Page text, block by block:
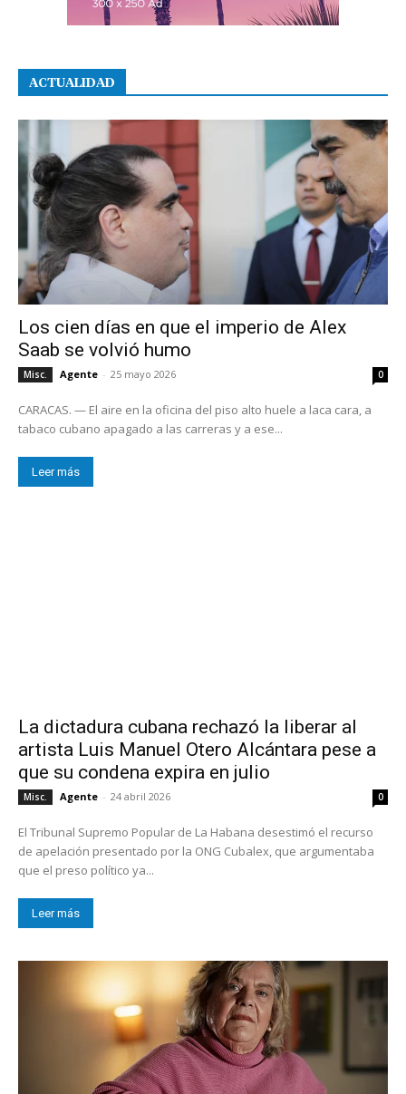
ACTUALIDAD
Los cien días en que el imperio de Alex
Saab se volvió humo
Misc. Agente - 25 mayo 2026 0
CARACAS. — El aire en la oficina del piso alto huele a laca cara, a
tabaco cubano apagado a las carreras y a ese...
Leer más
La dictadura cubana rechazó la liberar al
artista Luis Manuel Otero Alcántara pese a
que su condena expira en julio
Misc. Agente - 24 abril 2026 0
El Tribunal Supremo Popular de La Habana desestimó el recurso
de apelación presentado por la ONG Cubalex, que argumentaba
que el preso político ya...
Leer más